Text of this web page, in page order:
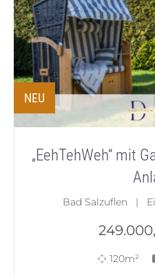
NEU
„EehTehWeh“ mit
Bad Salzuflen |
120m²